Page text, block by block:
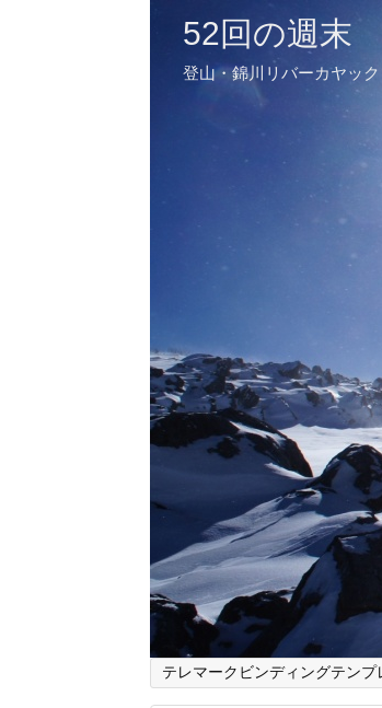
52回の週末
登山・錦川リバーカヤッ
テレマークビンディングテンプ